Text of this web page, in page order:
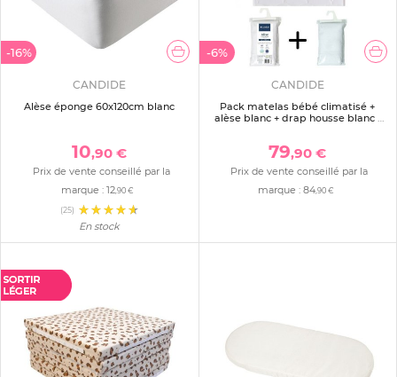
-16%
CANDIDE
Alèse éponge 60x120cm blanc
10,90 €
Prix de vente conseillé par la
marque :12 ,90 €
(25)
En stock
-6%
CANDIDE
Pack matelas bébé climatisé +
alèse blanc + drap housse blanc -
79,90 €
Prix de vente conseillé par la
marque : 84,90 €